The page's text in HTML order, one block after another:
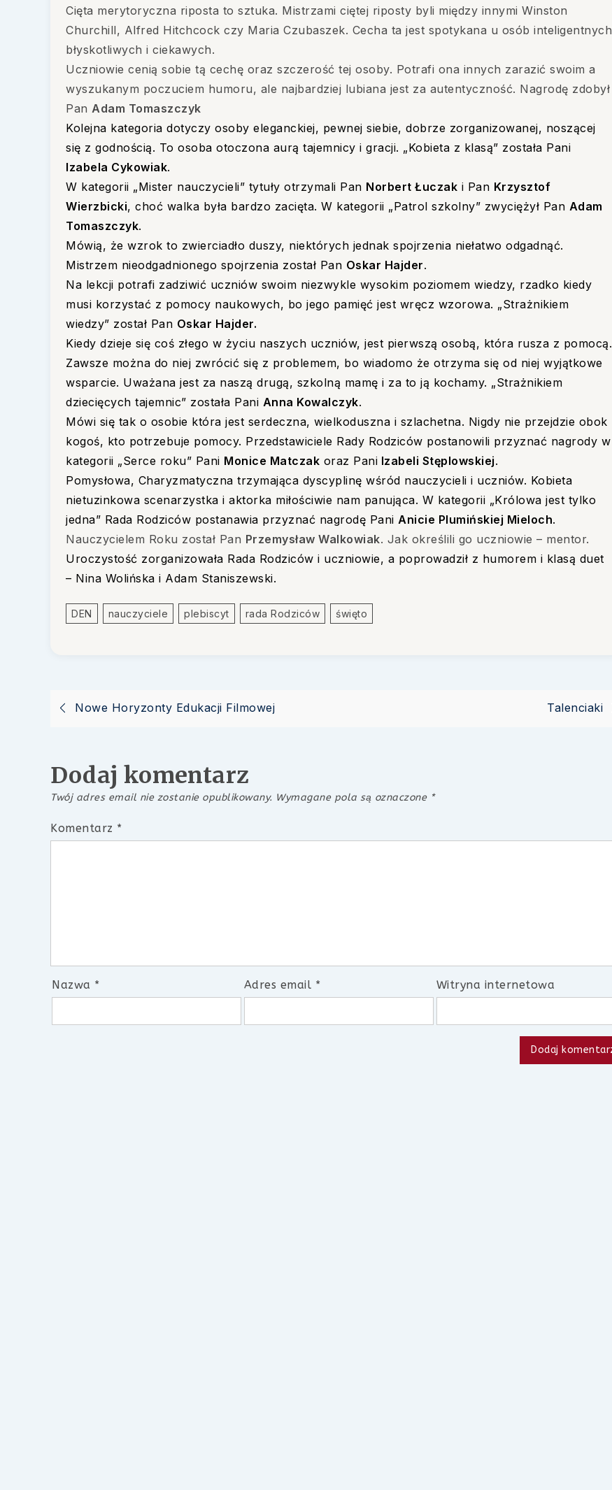
Cięta merytoryczna riposta to sztuka. Mistrzami ciętej riposty byli między innymi Winston
Churchill, Alfred Hitchcock czy Maria Czubaszek. Cecha ta jest spotykana u osób inteligentnych
błyskotliwych i ciekawych.
Uczniowie cenią sobie tą cechę oraz szczerość tej osoby. Potrafi ona innych zarazić swoim a
wyszukanym poczuciem humoru, ale najbardziej lubiana jest za autentyczność. Nagrodę zdobył
Pan Adam Tomaszczyk
Kolejna kategoria dotyczy osoby eleganckiej, pewnej siebie, dobrze zorganizowanej, noszącej
się z godnością. To osoba otoczona aurą tajemnicy i gracji. „Kobieta z klasą” została Pani
Izabela Cykowiak.
W kategorii „Mister nauczycieli” tytuły otrzymali Pan Norbert Łuczak i Pan Krzysztof
Wierzbicki, choć walka była bardzo zacięta. W kategorii „Patrol szkolny” zwyciężył Pan Adam
Tomaszczyk.
Mówią, że wzrok to zwierciadło duszy, niektórych jednak spojrzenia niełatwo odgadnąć.
Mistrzem nieodgadnionego spojrzenia został Pan Oskar Hajder.
Na lekcji potrafi zadziwić uczniów swoim niezwykle wysokim poziomem wiedzy, rzadko kiedy
musi korzystać z pomocy naukowych, bo jego pamięć jest wręcz wzorowa. „Strażnikiem
wiedzy” został Pan Oskar Hajder.
Kiedy dzieje się coś złego w życiu naszych uczniów, jest pierwszą osobą, która rusza z pomocą.
Zawsze można do niej zwrócić się z problemem, bo wiadomo że otrzyma się od niej wyjątkowe
wsparcie. Uważana jest za naszą drugą, szkolną mamę i za to ją kochamy. „Strażnikiem
dziecięcych tajemnic” została Pani Anna Kowalczyk.
Mówi się tak o osobie która jest serdeczna, wielkoduszna i szlachetna. Nigdy nie przejdzie obok
kogoś, kto potrzebuje pomocy. Przedstawiciele Rady Rodziców postanowili przyznać nagrody w
kategorii „Serce roku” Pani Monice Matczak oraz Pani Izabeli Stęplowskiej.
Pomysłowa, Charyzmatyczna trzymająca dyscyplinę wśród nauczycieli i uczniów. Kobieta
nietuzinkowa scenarzystka i aktorka miłościwie nam panująca. W kategorii „Królowa jest tylko
jedna” Rada Rodziców postanawia przyznać nagrodę Pani Anicie Plumińskiej Mieloch.
Nauczycielem Roku został Pan Przemysław Walkowiak. Jak określili go uczniowie – mentor.
Uroczystość zorganizowała Rada Rodziców i uczniowie, a poprowadził z humorem i klasą duet
– Nina Wolińska i Adam Staniszewski.
DEN Nauczyciele Plebiscyt Rada Rodziców Święto
Nawigacja
Nowe Horyzonty Edukacji Filmowej Talenciaki
Dodaj komentarz
Twój adres email nie zostanie opublikowany. Wymagane pola są oznaczone *
Komentarz *
Nazwa * Adres email * Witryna internetowa